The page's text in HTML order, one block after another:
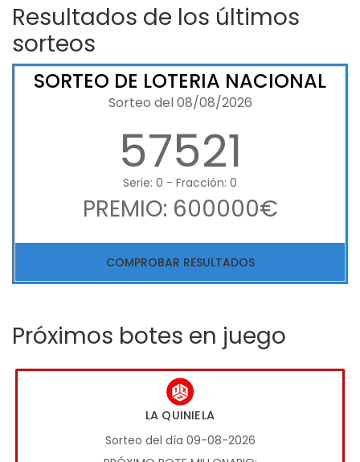
Resultados de los últimos
sorteos
SORTEO DE LOTERIA NACIONAL
Sorteo del 08/08/2026
57521
Serie: 0 - Fracción: 0
PREMIO: 600000€
COMPROBAR RESULTADOS
Próximos botes en juego
LA QUINIELA
Sorteo del día 09-08-2026